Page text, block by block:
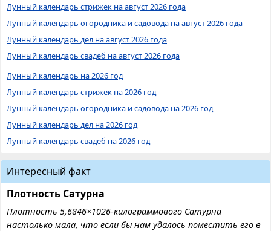
Лунный календарь стрижек на август 2026 года
Лунный календарь огородника и садовода на август 2026 года
Лунный календарь дел на август 2026 года
Лунный календарь свадеб на август 2026 года
Лунный календарь на 2026 год
Лунный календарь стрижек на 2026 год
Лунный календарь огородника и садовода на 2026 год
Лунный календарь дел на 2026 год
Лунный календарь свадеб на 2026 год
Интересный факт
Плотность Сатурна
Плотность 5,6846×1026-килограммового Сатурна
настолько мала, что если бы нам удалось поместить его в